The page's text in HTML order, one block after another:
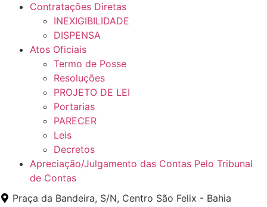
Contratações Diretas
INEXIGIBILIDADE
DISPENSA
Atos Oficiais
Termo de Posse
Resoluções
PROJETO DE LEI
Portarias
PARECER
Leis
Decretos
Apreciação/Julgamento das Contas Pelo Tribunal
de Contas
Praça da Bandeira, S/N, Centro São Felix - Bahia